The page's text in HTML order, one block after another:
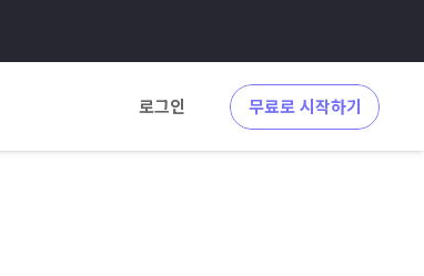
로그인 무료로 시작하기